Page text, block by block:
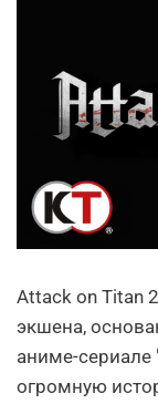
Attack on Titan
экшена,
аниме-сериале
огромную